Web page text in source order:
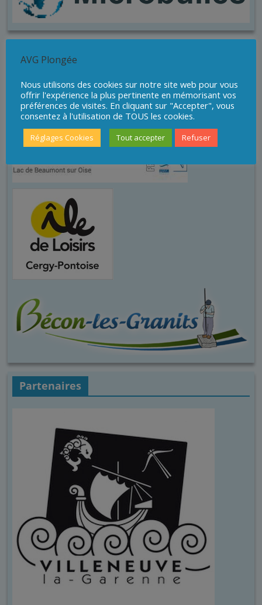
Sites de plongée
Partenaires
AVG Plongée
Nous utilisons des cookies sur notre site web pour vous
offrir l'expérience la plus pertinente en mémorisant vos
préférences de visites. En cliquant sur "Accepter", vous
consentez à l'utilisation de TOUS les cookies.
Réglages Cookies Tout accepter Refuser